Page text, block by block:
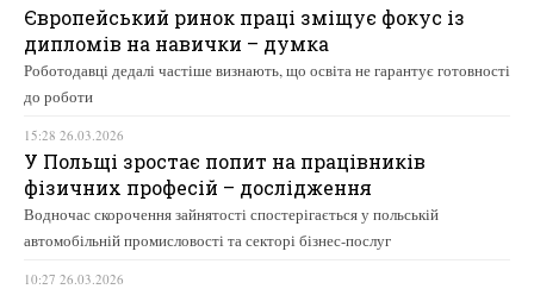
Європейський ринок праці зміщує фокус із
дипломів на навички – думка
Роботодавці дедалі частіше визнають, що освіта не гарантує готовності
до роботи
15:28 26.03.2026
У Польщі зростає попит на працівників
фізичних професій – дослідження
Водночас скорочення зайнятості спостерігається у польській
автомобільній промисловості та секторі бізнес-послуг
10:27 26.03.2026